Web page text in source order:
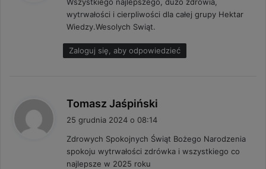
z
e
:
wytrwałości i cierpliwości dla całej grupy Hektar
Wiedzy.Wesolych Swiąt.
Zaloguj się, aby odpowiedzieć
Tomasz Jaśpiński
z
e
25 grudnia 2024 o 08:14
Zdrowych Spokojnych Świąt Bożego Narodzenia
spokoju wytrwałości zdrówka i wszystkiego co
najlepsze w 2025 roku